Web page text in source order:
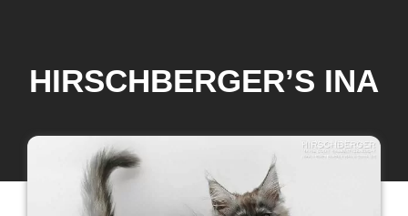
Maine Coon Kater
Maine Coon Babys
HIRSCHBERGER’S INA